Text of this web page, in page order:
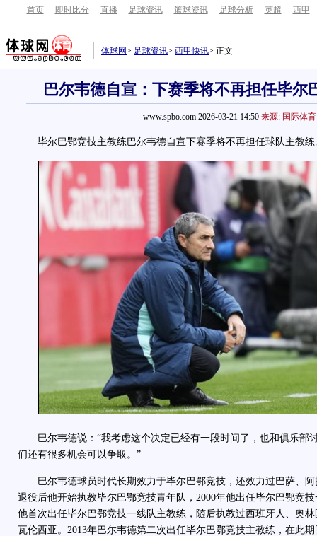
首页 - 即时比分 - 直播 - 足球资讯 - 篮球资讯 - 足球分析 - 英超 - 西甲 -
体球网> 足球资讯> 西甲快讯> 正文
巴尔韦德自宣：下赛季将不再担任毕尔
www.spbo.com 2026-03-21 14:50 来源: 国际体育
毕尔巴鄂竞技主教练巴尔韦德自宣下赛季将不再担任球队主教练
巴尔韦德说：“我考虑这个决定已经有一段时间了，也和俱乐部
们还有很多机会可以争取。”
巴尔韦德球员时代长期效力于毕尔巴鄂竞技，还效力过巴萨、阿
退役后他开始执教毕尔巴鄂竞技青年队，2000年他出任毕尔巴鄂竞
他首次出任毕尔巴鄂竞技一线队主教练，随后执教过西班牙人、奥
瓦伦西亚。2013年巴尔韦德第二次出任毕尔巴鄂竞技主教练，在此